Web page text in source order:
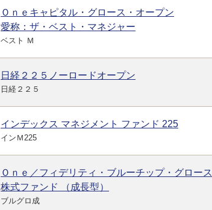
Ｏｎｅキャピタル・グロース・オープン
愛称：ザ・ベスト・マネジャー
ベスト Ｍ
日経２２５ノーロードオープン
日経２２５
インデックス マネジメント ファンド 225
インＭ225
Ｏｎｅ／フィデリティ・ブルーチップ・グロース
株式ファンド （成長型）
ブルグロ成